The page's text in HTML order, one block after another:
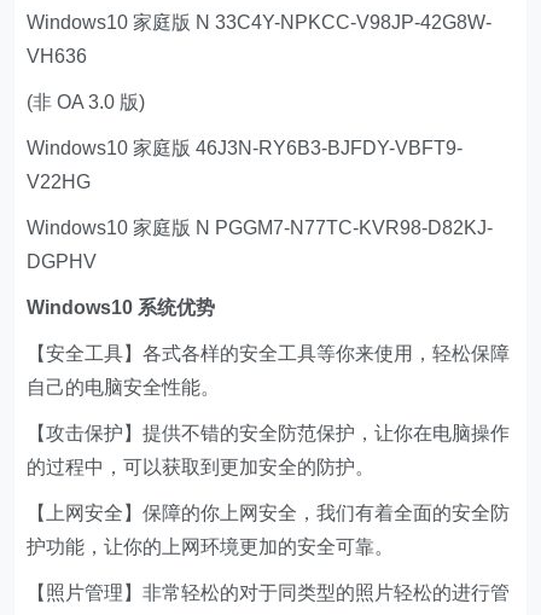
Windows10 家庭版 N 33C4Y-NPKCC-V98JP-42G8W-
VH636
(非 OA 3.0 版)
Windows10 家庭版 46J3N-RY6B3-BJFDY-VBFT9-
V22HG
Windows10 家庭版 N PGGM7-N77TC-KVR98-D82KJ-
DGPHV
Windows10 系统优势
【安全工具】各式各样的安全工具等你来使用，轻松保障
自己的电脑安全性能。
【攻击保护】提供不错的安全防范保护，让你在电脑操作
的过程中，可以获取到更加安全的防护。
【上网安全】保障的你上网安全，我们有着全面的安全防
护功能，让你的上网环境更加的安全可靠。
【照片管理】非常轻松的对于同类型的照片轻松的进行管